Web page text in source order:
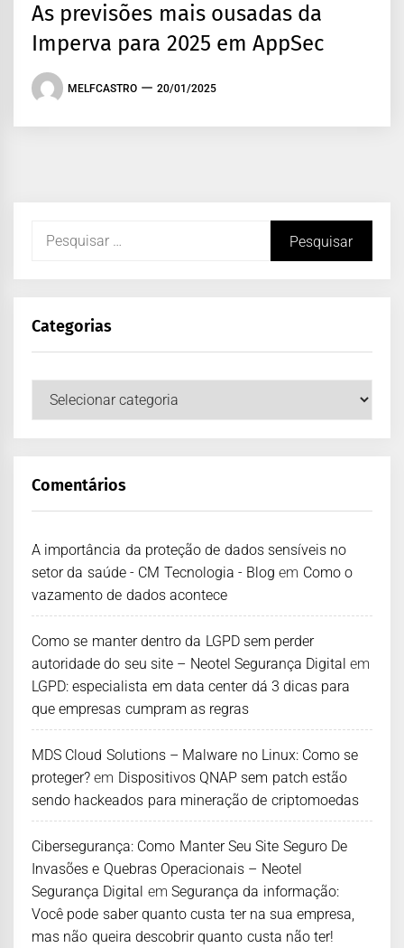
As previsões mais ousadas da
Imperva para 2025 em AppSec
MELFCASTRO 20/01/2025
Categorias
Comentários
A importância da proteção de dados sensíveis no
setor da saúde - CM Tecnologia - Blog em Como o
vazamento de dados acontece
Como se manter dentro da LGPD sem perder
autoridade do seu site – Neotel Segurança Digital em
LGPD: especialista em data center dá 3 dicas para
que empresas cumpram as regras
MDS Cloud Solutions – Malware no Linux: Como se
proteger? em Dispositivos QNAP sem patch estão
sendo hackeados para mineração de criptomoedas
Cibersegurança: Como Manter Seu Site Seguro De
Invasões e Quebras Operacionais – Neotel
Segurança Digital em Segurança da informação:
Você pode saber quanto custa ter na sua empresa,
mas não queira descobrir quanto custa não ter!